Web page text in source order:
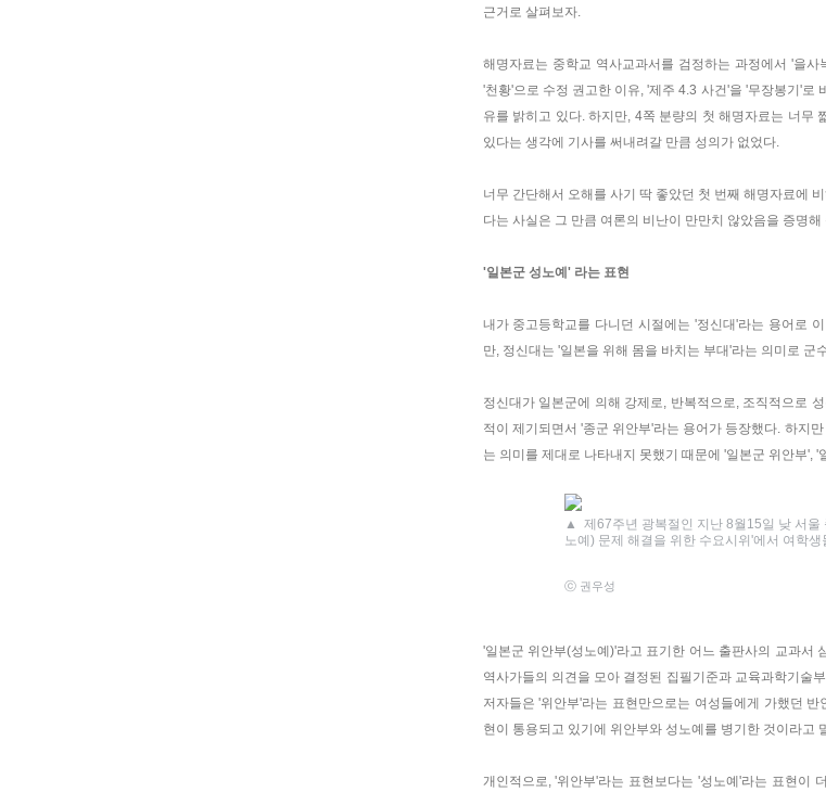
근거로 살펴보자.
해명자료는 중학교 역사교과서를 검정하는 과정에서 '을
'천황'으로 수정 권고한 이유, '제주 4.3 사건'을 '무장봉기'로
유를 밝히고 있다. 하지만, 4쪽 분량의 첫 해명자료는 너무
있다는 생각에 기사를 써내려갈 만큼 성의가 없었다.
너무 간단해서 오해를 사기 딱 좋았던 첫 번째 해명자료에
다는 사실은 그 만큼 여론의 비난이 만만치 않았음을 증명
'일본군 성노예' 라는 표현
내가 중고등학교를 다니던 시절에는 '정신대'라는 용어로
만, 정신대는 '일본을 위해 몸을 바치는 부대'라는 의미로
정신대가 일본군에 의해 강제로, 반복적으로, 조직적으로
적이 제기되면서 '종군 위안부'라는 용어가 등장했다. 하지
는 의미를 제대로 나타내지 못했기 때문에 '일본군 위안부',
▲
제67주년 광복절인 지난 8월15일 낮 서
노예) 문제 해결을 위한 수요시위'에서 여학
ⓒ 권우성
'일본군 위안부(성노예)'라고 표기한 어느 출판사의 교과서
역사가들의 의견을 모아 결정된 집필기준과 교육과학기술
저자들은 '위안부'라는 표현만으로는 여성들에게 가했던
현이 통용되고 있기에 위안부와 성노예를 병기한 것이라고
개인적으로, '위안부'라는 표현보다는 '성노예'라는 표현이